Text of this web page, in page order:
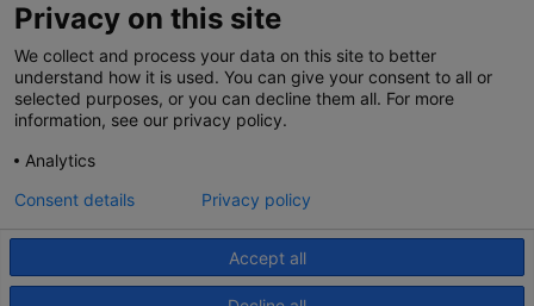
LEGRAND PORTUGAL
GRUPO LEGRAND NO MUNDO
© 2020 Legrand. Todos os direitos reservados.
Privacy on this site
We collect and process your data on this site to better
understand how it is used. You can give your consent to all or
selected purposes, or you can decline them all. For more
information, see our privacy policy.
Analytics
Accept all
Consent details Privacy policy